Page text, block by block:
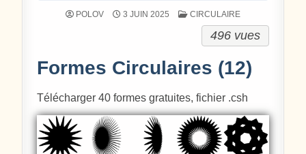
POLOV 3 JUIN 2025 POSTÉ DANS
CIRCULAIRE
496 vues
Formes Circulaires (12)
Télécharger 40 formesgratuites, fichier .csh